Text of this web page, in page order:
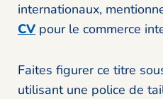
internationaux,
CV pour le commerce
Faites figurer ce titre
utilisant une police de